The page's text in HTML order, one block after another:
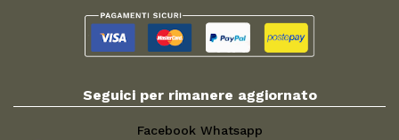
Seguici per rimanere aggiornato
Facebook Whatsapp